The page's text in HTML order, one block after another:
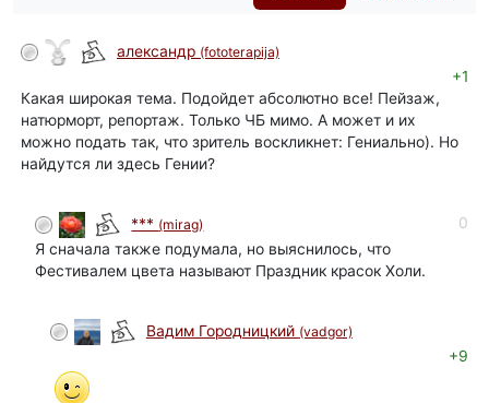
александр (fototerapija)
+1
Какая широкая тема. Подойдет абсолютно все! Пейзаж,
натюрморт, репортаж. Только ЧБ мимо. А может и их
можно подать так, что зритель воскликнет: Гениально). Но
найдутся ли здесь Гении?
*** (mirag)
0
Я сначала также подумала, но выяснилось, что
Фестивалем цвета называют Праздник красок Холи.
Вадим Городницкий (vadgor)
+9